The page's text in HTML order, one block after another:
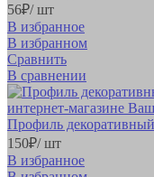
56₽/ шт
В избранное
В избранном
Сравнить
В сравнении
Профиль
150₽/ шт
В избранное